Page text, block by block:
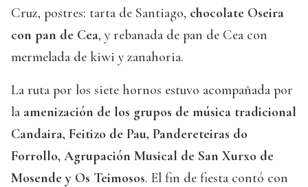
Cruz, postres: tarta de Santiago, chocolate Oseira
con pan de Cea, y rebanada de pan de Cea con
mermelada de kiwi y zanahoria.
La ruta por los siete hornos estuvo acompañada por
la amenización de los grupos de música tradicional
Candaira, Feitizo de Pau, Pandereteiras do
Forrollo, Agrupación Musical de San Xurxo de
Mosende y Os Teimosos. El fin de fiesta contó con